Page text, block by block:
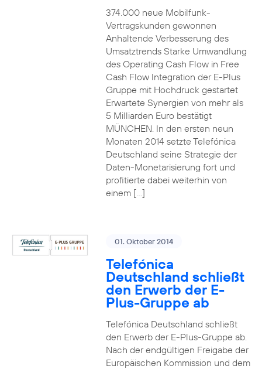
374.000 neue Mobilfunk-
Vertragskunden gewonnen
Anhaltende Verbesserung des
Umsatztrends Starke Umwandlung
des Operating Cash Flow in Free
Cash Flow Integration der E-Plus
Gruppe mit Hochdruck gestartet
Erwartete Synergien von mehr als
5 Milliarden Euro bestätigt
MÜNCHEN. In den ersten neun
Monaten 2014 setzte Telefónica
Deutschland seine Strategie der
Daten-Monetarisierung fort und
profitierte dabei weiterhin von
einem […]
01. Oktober 2014
Telefónica
Deutschland schließt
den Erwerb der E-
Plus-Gruppe ab
Telefónica Deutschland schließt
den Erwerb der E-Plus-Gruppe ab.
Nach der endgültigen Freigabe der
Europäischen Kommission und dem